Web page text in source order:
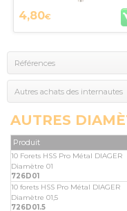
4,80€
Références
Autres achats des internautes
AUTRES
Produit
10 Forets HSS Pro Métal DIAGER
Diamètre 01
726D01
10 forets HSS Pro Métal DIAGER
Diamètre 01,5
726D01.5